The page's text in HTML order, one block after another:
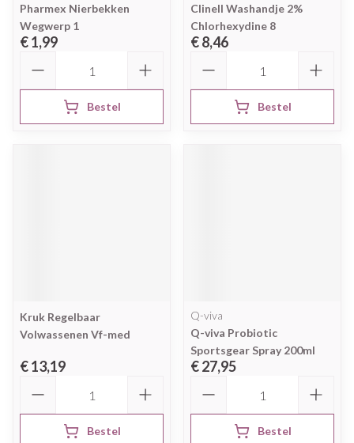
Pharmex Nierbekken
Wegwerp 1
€ 1,99
Bestel
Clinell Washandje 2%
Chlorhexydine 8
€ 8,46
Bestel
Kruk Regelbaar
Volwassenen Vf-med
€ 13,19
Bestel
Q-viva
Q-viva Probiotic
Sportsgear Spray 200ml
€ 27,95
Bestel